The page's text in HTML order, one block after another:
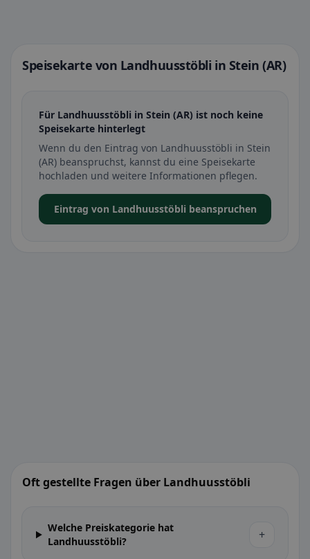
Speisekarte von Landhuusstöbli in Stein (AR)
Für Landhuusstöbli in Stein (AR) ist noch keine
Speisekarte hinterlegt
Wenn du den Eintrag von Landhuusstöbli in Stein
(AR) beanspruchst, kannst du eine Speisekarte
hochladen und weitere Informationen pflegen.
Eintrag von Landhuusstöbli beanspruchen
Oft gestellte Fragen über Landhuusstöbli
Welche Preiskategorie hat
Landhuusstöbli?
+